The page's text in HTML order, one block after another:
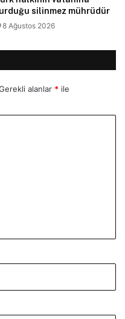
silinmez mührüdür
8 Ağustos 2026
alanlar * ile